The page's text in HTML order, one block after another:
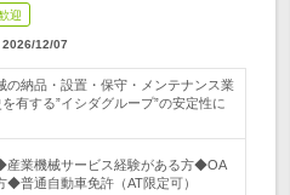
迎
2026/12/07
納品・設置・保守・メンテナンス業
有する”イシダグループ”の安定性に
産業機械サービス経験がある方◆OA
◆普通自動車免許（AT限定可）